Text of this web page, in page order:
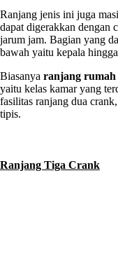
Ranjang jenis ini juga
dapat digerakkan dengan
jarum jam. Bagian yang
bawah yaitu kepala
Biasanya ranjang rumah
yaitu kelas kamar yang
fasilitas ranjang dua
tipis.
Ranjang Tiga Crank